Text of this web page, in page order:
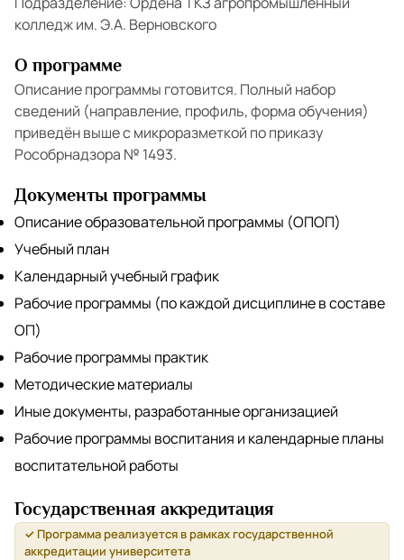
колледж им. Э.А. Верновского
О программе
Описание программы готовится. Полный набор
сведений (направление, профиль, форма обучения)
приведён выше с микроразметкой по приказу
Рособрнадзора № 1493.
Документы программы
Описание образовательной программы (ОПОП)
Учебный план
Календарный учебный график
Рабочие программы (по каждой дисциплине в составе
ОП)
Рабочие программы практик
Методические материалы
Иные документы, разработанные организацией
Рабочие программы воспитания и календарные планы
воспитательной работы
Государственная аккредитация
✓ Программа реализуется в рамках государственной
аккредитации университета